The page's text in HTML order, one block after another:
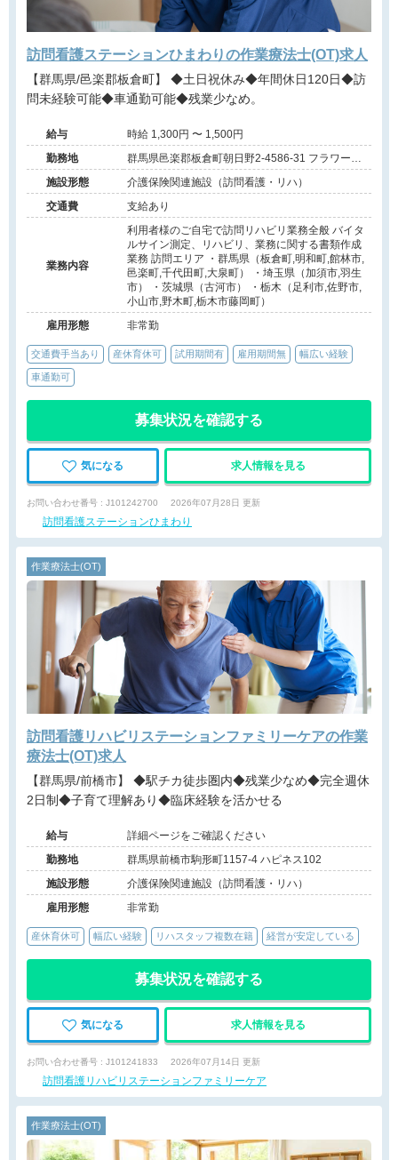
訪問看護ステーションひまわりの作業療法士(OT)求人
【群馬県/邑楽郡板倉町】 ◆土日祝休み◆年間休日120日◆訪
問未経験可能◆車通勤可能◆残業少なめ。
給与
時給 1,300円 〜 1,500円
勤務地
群馬県邑楽郡板倉町朝日野2-4586-31 フラワーリ
ーフ101号室
施設形態
介護保険関連施設（訪問看護・リハ）
交通費
支給あり
業務内容
利用者様のご自宅で訪問リハビリ業務全般 バイタ
ルサイン測定、リハビリ、業務に関する書類作成
業務 訪問エリア ・群馬県（板倉町,明和町,館林市,
邑楽町,千代田町,大泉町） ・埼玉県（加須市,羽生
市） ・茨城県（古河市） ・栃木（足利市,佐野市,
小山市,野木町,栃木市藤岡町）
雇用形態
非常勤
交通費手当あり 産休育休可 試用期間有 雇用期間無 幅広い経験
車通勤可
募集状況を確認する
気になる 求人情報を見る
お問い合わせ番号 : J101242700 2026年07月28日 更新
訪問看護ステーションひまわり
作業療法士(OT)
訪問看護リハビリステーションファミリーケアの作業
療法士(OT)求人
【群馬県/前橋市】 ◆駅チカ徒歩圏内◆残業少なめ◆完全週休
2日制◆子育て理解あり◆臨床経験を活かせる
給与
詳細ページをご確認ください
勤務地
群馬県前橋市駒形町1157-4 ハピネス102
施設形態
介護保険関連施設（訪問看護・リハ）
雇用形態
非常勤
産休育休可 幅広い経験 リハスタッフ複数在籍 経営が安定している
募集状況を確認する
気になる 求人情報を見る
お問い合わせ番号 : J101241833 2026年07月14日 更新
訪問看護リハビリステーションファミリーケア
作業療法士(OT)